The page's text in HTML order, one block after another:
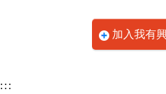
加入我有
:::